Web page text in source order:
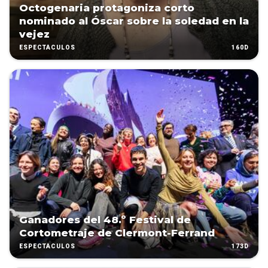
Octogenaria protagoniza corto
nominado al Óscar sobre la soledad en la
vejez
ESPECTÁCULOS 160D
Ganadores del 48.º Festival de
Cortometraje de Clermont-Ferrand
ESPECTÁCULOS 173D